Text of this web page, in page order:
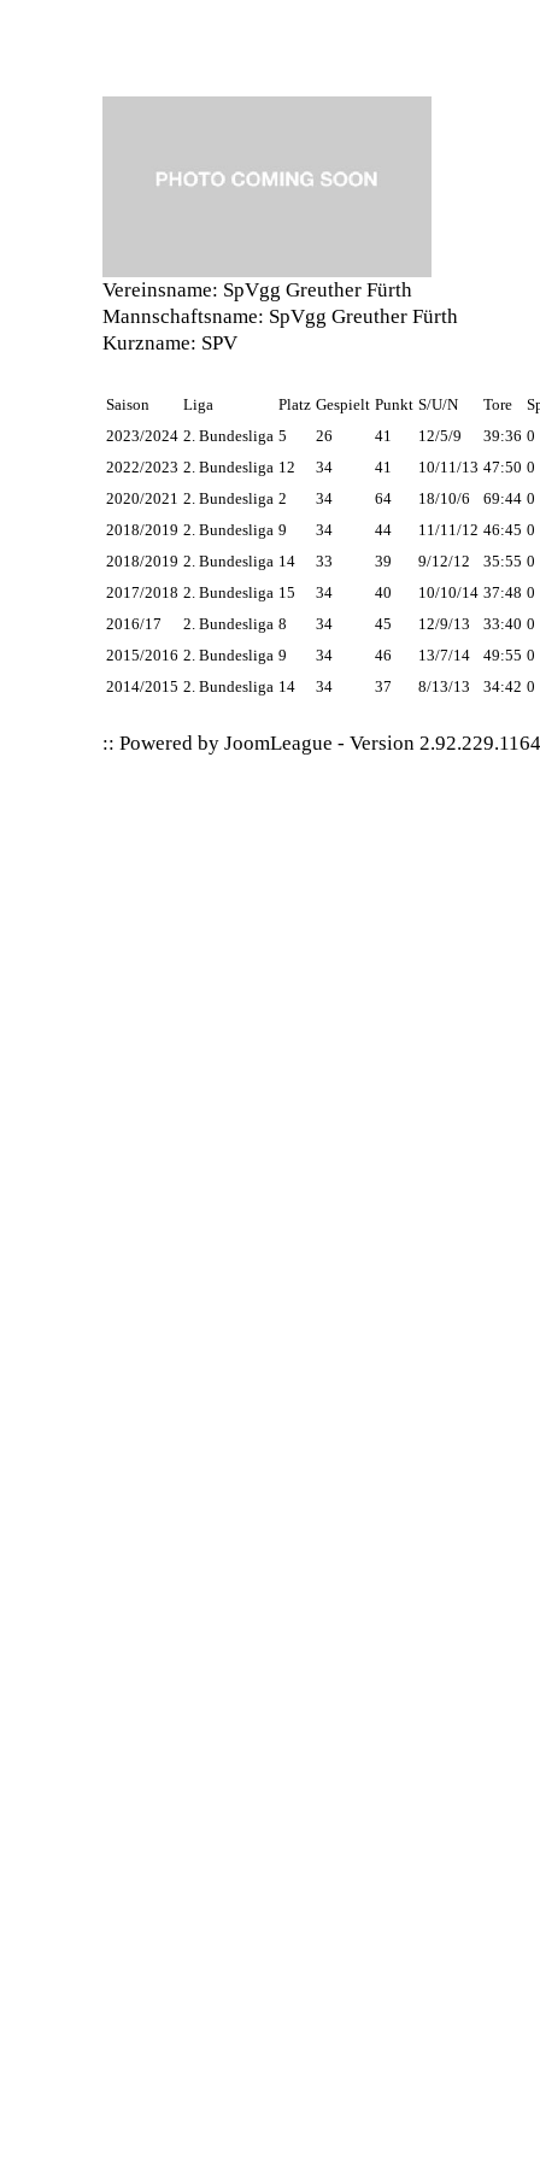
Vereinsname: SpVgg Greuther Fürth
Mannschaftsname: SpVgg Greuther Fürth
Kurzname: SPV
Saison Liga Platz Gespielt Punkt S/U/N Tore
2023/2024 2. Bundesliga 5 26 41 12/5/9 39:36 0
2022/2023 2. Bundesliga 12 34 41 10/11/13 47:50 0
2020/2021 2. Bundesliga 2 34 64 18/10/6 69:44 0
2018/2019 2. Bundesliga 9 34 44 11/11/12 46:45 0
2018/2019 2. Bundesliga 14 33 39 9/12/12 35:55 0
2017/2018 2. Bundesliga 15 34 40 10/10/14 37:48 0
2016/17
2. Bundesliga 8 34 45 12/9/13 33:40 0
2015/2016 2. Bundesliga 9 34 46 13/7/14 49:55 0
2014/2015 2. Bundesliga 14 34 37 8/13/13 34:42 0
:: Powered byJoomLeague -Version